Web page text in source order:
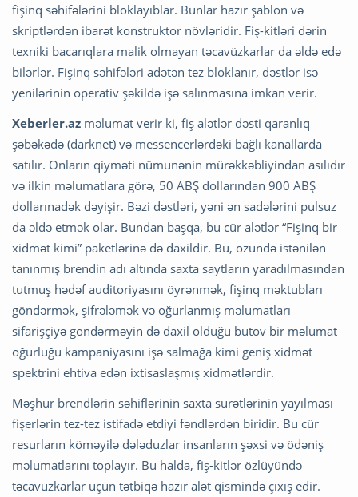
fişinq səhifələrini bloklayıblar. Bunlar hazır şablon və
skriptlərdən ibarət konstruktor növləridir. Fiş-kitləri dərin
texniki bacarıqlara malik olmayan təcavüzkarlar da əldə edə
bilərlər. Fişinq səhifələri adətən tez bloklanır, dəstlər isə
yenilərinin operativ şəkildə işə salınmasına imkan verir.
Xeberler.az məlumat verir ki, fiş alətlər dəsti qaranlıq
şəbəkədə (darknet) və messencerlərdəki bağlı kanallarda
satılır. Onların qiyməti nümunənin mürəkkəbliyindan asılıdır
və ilkin məlumatlara görə, 50 ABŞ dollarından 900 ABŞ
dollarınadək dəyişir. Bəzi dəstləri, yəni ən sadələrini pulsuz
da əldə etmək olar. Bundan başqa, bu cür alətlər “Fişinq bir
xidmət kimi” paketlərinə də daxildir. Bu, özündə istənilən
tanınmış brendin adı altında saxta saytların yaradılmasından
tutmuş hədəf auditoriyasını öyrənmək, fişinq məktubları
göndərmək, şifrələmək və oğurlanmış məlumatları
sifarişçiyə göndərməyin də daxil olduğu bütöv bir məlumat
oğurluğu kampaniyasını işə salmağa kimi geniş xidmət
spektrini ehtiva edən ixtisaslaşmış xidmətlərdir.
Məşhur brendlərin səhiflərinin saxta surətlərinin yayılması
fişerlərin tez-tez istifadə etdiyi fəndlərdən biridir. Bu cür
resurların köməyilə dələduzlar insanların şəxsi və ödəniş
məlumatlarını toplayır. Bu halda, fiş-kitlər özlüyündə
təcavüzkarlar üçün tətbiqə hazır alət qismində çıxış edir.